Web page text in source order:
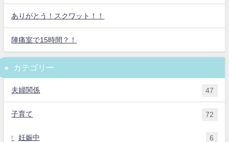
ありがとう！スクワット！！
陣痛室で15時間？！
カテゴリー
夫婦関係 47
子育て 72
妊娠中 6